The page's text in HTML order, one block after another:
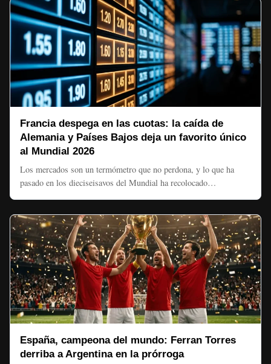
Francia despega en las cuotas: la caída de
Alemania y Países Bajos deja un favorito único
al Mundial 2026
Los mercados son un termómetro que no perdona, y lo que ha
pasado en los dieciseisavos del Mundial ha recolocado…
España, campeona del mundo: Ferran Torres
derriba a Argentina en la prórroga